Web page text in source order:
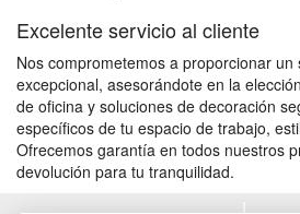
Excelente servicio al cliente
Nos comprometemos a proporcionar un
excepcional, asesorándote en la
de oficina y soluciones de decoración
específicos de tu espacio de trabajo,
Ofrecemos garantía en todos nuestros
devolución para tu tranquilidad.